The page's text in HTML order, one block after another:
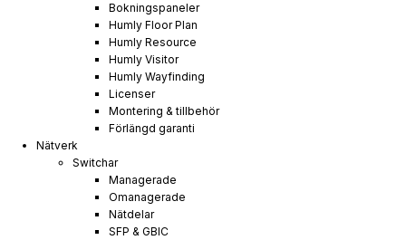
Bokningspaneler
Humly Floor Plan
Humly Resource
Humly Visitor
Humly Wayfinding
Licenser
Montering & tillbehör
Förlängd garanti
Nätverk
Switchar
Managerade
Omanagerade
Nätdelar
SFP & GBIC